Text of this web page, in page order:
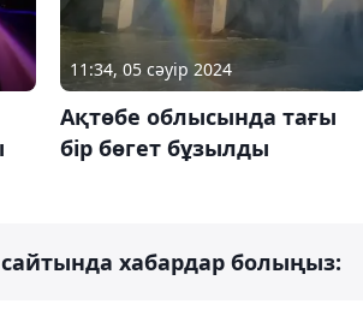
11:34, 05 сәуір 2024
Ақтөбе облысында тағы
бір бөгет бұзылды
хабардар болыңыз: